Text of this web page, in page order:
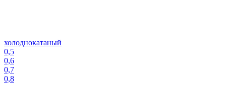
холоднокатаный
0,5
0,6
0,7
0,8